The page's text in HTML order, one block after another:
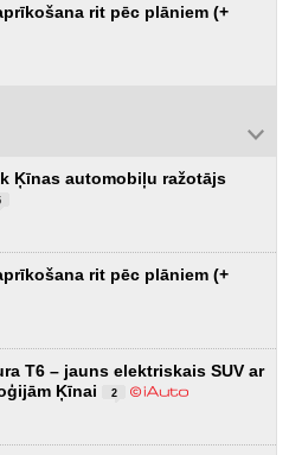
rit pēc plāniem (+
Ķīnas automobiļu ražotājs
rit pēc plāniem (+
T6 – jauns elektriskais SUV ar
Ķīnai
2